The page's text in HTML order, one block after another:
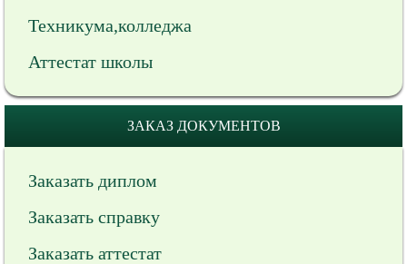
Техникума,колледжа
Аттестат школы
ЗАКАЗ ДОКУМЕНТОВ
Заказать диплом
Заказать справку
Заказать аттестат